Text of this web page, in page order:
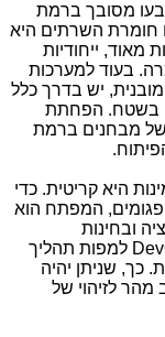
מסובך ברמת
חומרת השרתים היא
מאוד, ייחודיות
בעוד למערכות
מובנית, יש בדרך כלל
בשטח. הפחתת
של מבחנים ברמת
היא קריטית. כדי
פגומים, המפתח הוא
ובחינות
למפות תהליך
. כך, שניתן יהיה
מהר לזיהוי של